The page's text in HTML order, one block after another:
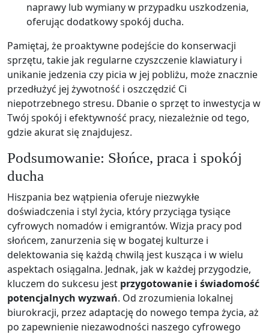
naprawy lub wymiany w przypadku uszkodzenia,
oferując dodatkowy spokój ducha.
Pamiętaj, że proaktywne podejście do konserwacji
sprzętu, takie jak regularne czyszczenie klawiatury i
unikanie jedzenia czy picia w jej pobliżu, może znacznie
przedłużyć jej żywotność i oszczędzić Ci
niepotrzebnego stresu. Dbanie o sprzęt to inwestycja w
Twój spokój i efektywność pracy, niezależnie od tego,
gdzie akurat się znajdujesz.
Podsumowanie: Słońce, praca i spokój
ducha
Hiszpania bez wątpienia oferuje niezwykłe
doświadczenia i styl życia, który przyciąga tysiące
cyfrowych nomadów i emigrantów. Wizja pracy pod
słońcem, zanurzenia się w bogatej kulturze i
delektowania się każdą chwilą jest kusząca i w wielu
aspektach osiągalna. Jednak, jak w każdej przygodzie,
kluczem do sukcesu jest przygotowanie i świadomość
potencjalnych wyzwań. Od zrozumienia lokalnej
biurokracji, przez adaptację do nowego tempa życia, aż
po zapewnienie niezawodności naszego cyfrowego